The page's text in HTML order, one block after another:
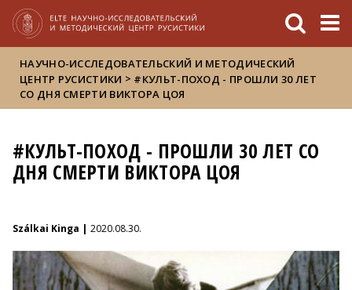
НАУЧНО-ИССЛЕДОВАТЕЛЬСКИЙ И МЕТОДИЧЕСКИЙ
ЦЕНТР РУСИСТИКИ > #КУЛЬТ-ПОХОД - ПРОШЛИ 30 ЛЕТ
СО ДНЯ СМЕРТИ ВИКТОРА ЦОЯ
#КУЛЬТ-ПОХОД - ПРОШЛИ 30 ЛЕТ СО
ДНЯ СМЕРТИ ВИКТОРА ЦОЯ
Szálkai Kinga | 2020.08.30.